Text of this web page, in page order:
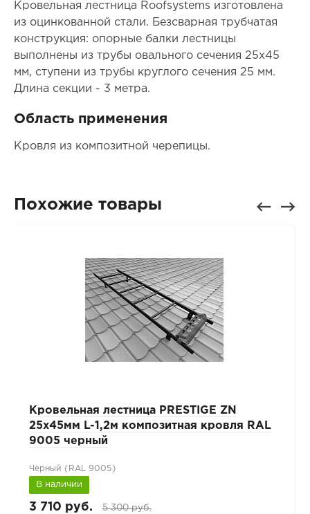
Кровельная лестница Roofsystems изготовлена
из оцинкованной стали. Безсварная трубчатая
конструкция: опорные балки лестницы
выполнены из трубы овального сечения 25х45
мм, ступени из трубы круглого сечения 25 мм.
Длина секции - 3 метра.
Область применения
Кровля из композитной черепицы.
Похожие товары
Кровельная лестница PRESTIGE ZN
25x45мм L-1,2м композитная кровля RAL
9005 черный
Черный (RAL 9005)
В наличии
3 710 руб. 5 300 руб.